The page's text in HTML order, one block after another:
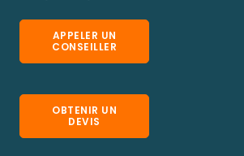
APPELER UN
CONSEILLER
OBTENIR UN
DEVIS